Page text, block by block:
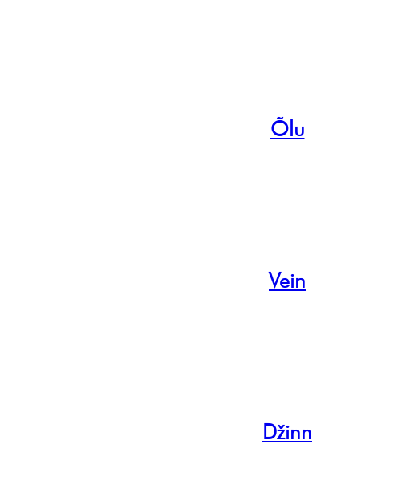
Õlu
Vein
Džinn